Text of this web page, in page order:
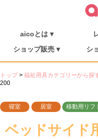
aicoとは ▾
aicoとは
介護保険について
福祉用具を探す ご
消毒
ショップ販売 ▾
ショップ販売
シューフィッター
ミニむつき庵
シ
朝倉
しまん
トップ > 福祉用具カテゴリーから探
200
寝室 居室 移動用リフ
ベッドサイド